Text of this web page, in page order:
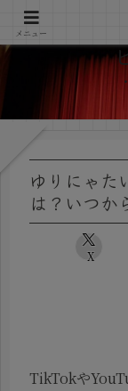
ゆりにゃた
は？いつか
X
TikTokや
メニュー